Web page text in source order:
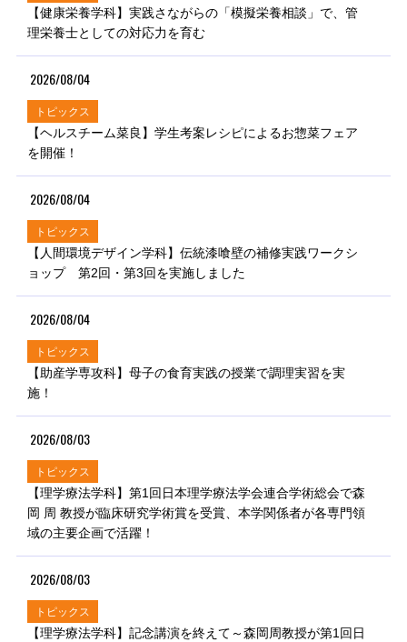
【健康栄養学科】実践さながらの「模擬栄養相談」で、管
理栄養士としての対応力を育む
2026/08/04
トピックス
【ヘルスチーム菜良】学生考案レシピによるお惣菜フェア
を開催！
2026/08/04
トピックス
【人間環境デザイン学科】伝統漆喰壁の補修実践ワークシ
ョップ 第2回・第3回を実施しました
2026/08/04
トピックス
【助産学専攻科】母子の食育実践の授業で調理実習を実
施！
2026/08/03
トピックス
【理学療法学科】第1回日本理学療法学会連合学術総会で森
岡 周 教授が臨床研究学術賞を受賞、本学関係者が各専門領
域の主要企画で活躍！
2026/08/03
トピックス
【理学療法学科】記念講演を終えて～森岡周教授が第1回日